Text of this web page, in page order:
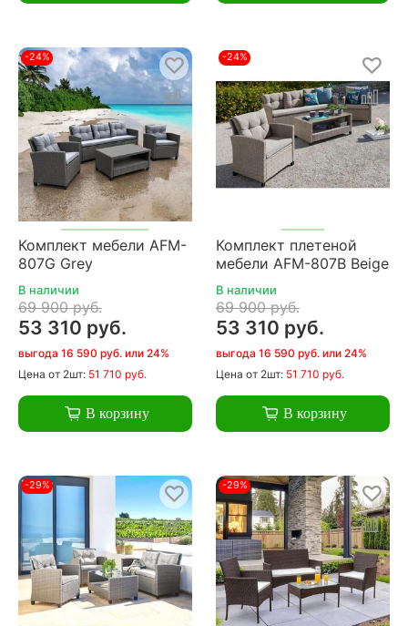
-24%
Комплект мебели AFM-
807G Grey
В наличии
69 900 руб.
53 310 руб.
выгода 16 590 руб. или 24%
Цена от 2шт: 51 710 руб.
В корзину
-24%
Комплект плетеной
мебели AFM-807B Beige
В наличии
69 900 руб.
53 310 руб.
выгода 16 590 руб. или 24%
Цена от 2шт: 51 710 руб.
В корзину
-29% -29%